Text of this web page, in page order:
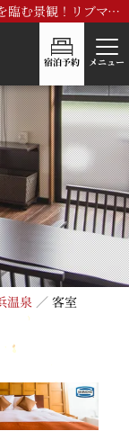
日本三景のひとつ安芸の宮島を対岸に大野瀬戸を臨む景観！リブマックスリゾート安芸 宮浜温泉
宿泊予約 メニュー
温泉 客室